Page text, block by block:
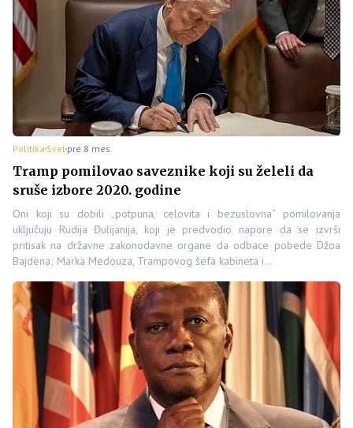
Politika Svet pre 8 mes.
Tramp pomilovao saveznike koji su želeli da
sruše izbore 2020. godine
Oni koji su dobili „potpuna, celovita i bezuslovna“ pomilovanja
uključuju Rudija Đulijanija, koji je predvodio napore da se izvrši
pritisak na državne zakonodavne organe da odbace pobede Džoa
Bajdena; Marka Medouza, Trampovog šefa kabineta i…